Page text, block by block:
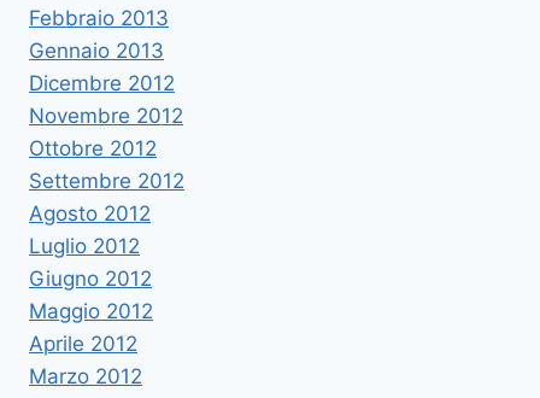
Febbraio 2013
Gennaio 2013
Dicembre 2012
Novembre 2012
Ottobre 2012
Settembre 2012
Agosto 2012
Luglio 2012
Giugno 2012
Maggio 2012
Aprile 2012
Marzo 2012